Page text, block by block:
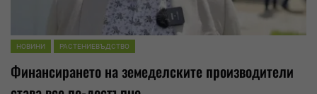
НОВИНИ РАСТЕНИЕВЪДСТВО
Финансирането на земеделските производители